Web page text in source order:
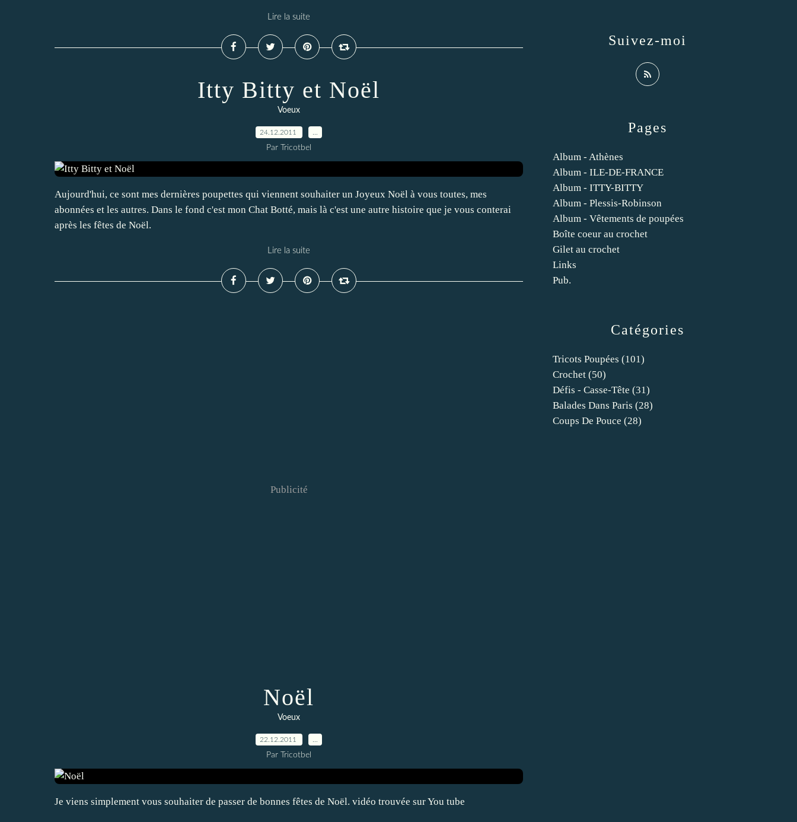
Lire la suite
Itty Bitty et Noël
Voeux
24.12.2011
Par Tricotbel
Aujourd'hui, ce sont mes dernières poupettes qui viennent souhaiter un Joyeux Noël à vous toutes, mes
abonnées et les autres. Dans le fond c'est mon Chat Botté, mais là c'est une autre histoire que je vous conterai
après les fêtes de Noël.
Lire la suite
Publicité
Noël
Voeux
22.12.2011
Par Tricotbel
Je viens simplement vous souhaiter de passer de bonnes fêtes de Noël. vidéo trouvée sur You tube
Catégories
Tricots Poupées (101)
Crochet (50)
Défis - Casse-Tête (31)
Balades Dans Paris (28)
Coups De Pouce (28)
Pages
Album - Athènes
Album - ILE-DE-FRANCE
Album - ITTY-BITTY
Album - Plessis-Robinson
Album - Vêtements de poupées
Boîte coeur au crochet
Gilet au crochet
Links
Pub.
Suivez-moi